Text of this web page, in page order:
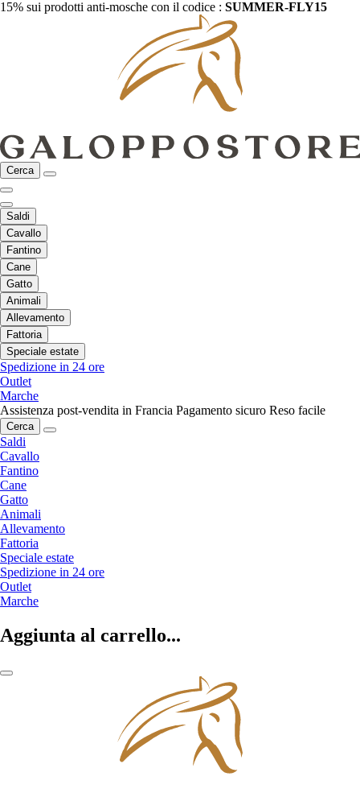
15% sui prodotti anti-mosche con il codice : SUMMER-FLY15
Cerca
Saldi
Cavallo
Fantino
Cane
Gatto
Animali
Allevamento
Fattoria
Speciale estate
Spedizione in 24 ore
Outlet
Marche
Assistenza post-vendita in Francia Pagamento sicuro Reso facile
Cerca
Saldi
Cavallo
Fantino
Cane
Gatto
Animali
Allevamento
Fattoria
Speciale estate
Spedizione in 24 ore
Outlet
Marche
Aggiunta al carrello...